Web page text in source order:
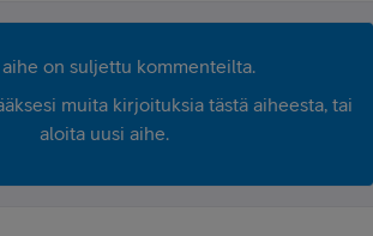
aihe on suljettu kommenteilta.
muita kirjoituksia tästä aiheesta, tai
aloita uusi aihe.